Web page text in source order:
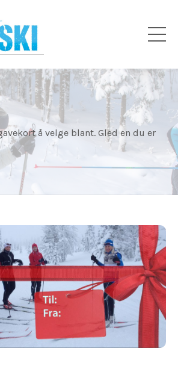
å velge blant. Gled en du er